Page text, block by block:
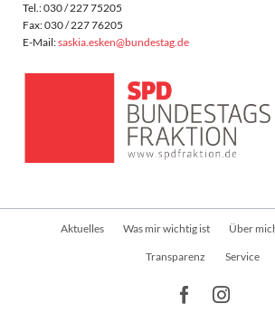
Tel.: 030 / 227 75205
Fax: 030 / 227 76205
E-Mail:saskia.esken@bundestag.de
Navigation
Aktuelles Was mir wichtig ist Über
Transparenz Service